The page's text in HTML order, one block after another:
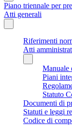
Piano triennale per
Atti generali
Riferimenti
Atti
Manuale
Piani
Statuto
Documenti di
Statuti e leggi
Codice di